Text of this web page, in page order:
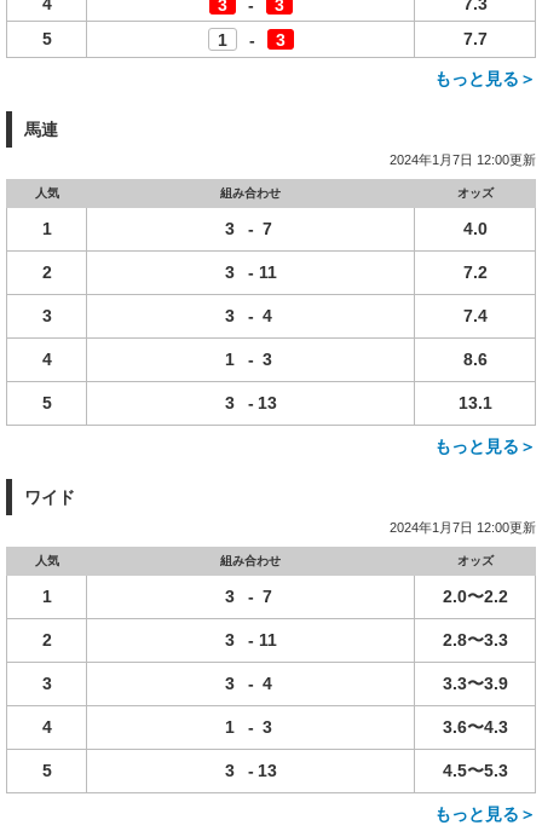
3 - 3
5
1 - 3 7.7
もっと見る＞
馬連
2024年1月7日 12:00更新
人気 組み合わせ オッズ
1 3 - 7 4.0
2 3 - 11 7.2
3 3 - 4 7.4
4 1 - 3 8.6
5 3 - 13 13.1
もっと見る＞
ワイド
2024年1月7日 12:00更新
人気 組み合わせ オッズ
1 3 - 7 2.0〜2.2
2 3 - 11 2.8〜3.3
3 3 - 4 3.3〜3.9
4 1 - 3 3.6〜4.3
5 3 - 13 4.5〜5.3
もっと見る＞